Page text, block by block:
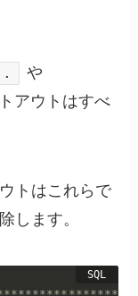
や
アウトはすべ
トはこれらで
します。